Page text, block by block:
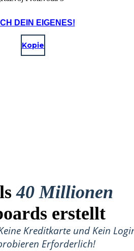
DEIN EIGENES!
Kopie
40 Millionen
erstellt
Kreditkarte und Kein
Erforderlich!